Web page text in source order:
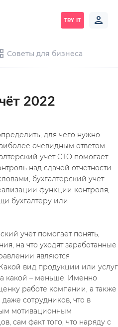
TRY IT
Советы для бизнеса
2022
для чего нужно
очевидным ответом
учёт СТО помогает
над сдачей отчетности
бухгалтерский учёт
функции контроля,
бухгалтеру или
учёт помогает понять,
на что уходят заработанные
являются
вид продукции или услуг
какой – меньше. Именно
работе компании, а также
сотрудников, что в
мотивационным
сам факт того, что наряду с